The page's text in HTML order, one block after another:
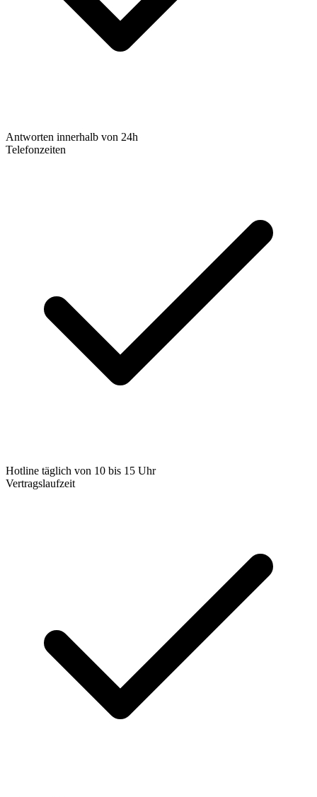
Antworten innerhalb von 24h
Telefonzeiten
Hotline täglich von 10 bis 15 Uhr
Vertragslaufzeit